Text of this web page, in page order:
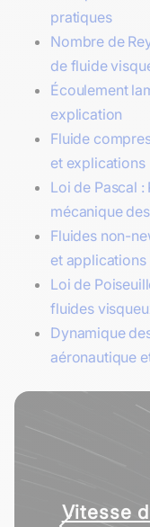
pratiques
Nombre de
de fluide
Écoulement
explication
Fluide
et explications
Loi de Pascal
mécanique
Fluides non-
et applications
Loi de
fluides
Dynamique
aéronautique
Vitesse